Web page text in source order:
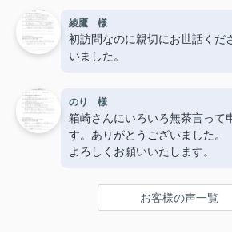
綾鷹 様
初訪問なのに親切にお世話くだ
いました。
のり 様
箱崎さんにいろいろ無茶言って
す。ありがとうございました。
よろしくお願いいたします。
お客様の声一覧